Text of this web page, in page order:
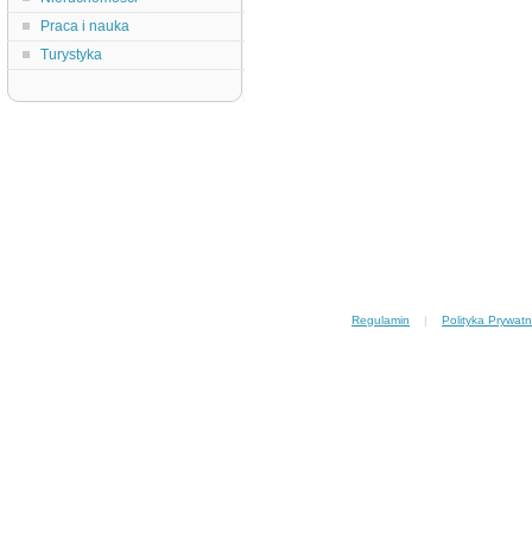
Praca i nauka
Turystyka
Regulamin | Polityka